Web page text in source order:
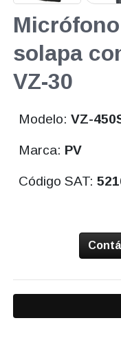
solapa
VZ-30
Modelo:VZ-
Marca: PV
Código SAT: